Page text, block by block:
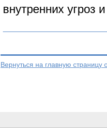
внутренних угроз
Вернуться на главную страницу